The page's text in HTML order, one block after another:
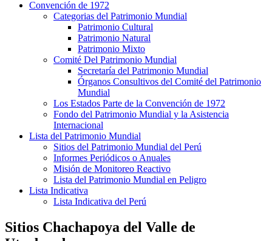
Convención de 1972
Categorias del Patrimonio Mundial
Patrimonio Cultural
Patrimonio Natural
Patrimonio Mixto
Comité Del Patrimonio Mundial
Secretaría del Patrimonio Mundial
Órganos Consultivos del Comité del Patrimonio
Mundial
Los Estados Parte de la Convención de 1972
Fondo del Patrimonio Mundial y la Asistencia
Internacional
Lista del Patrimonio Mundial
Sitios del Patrimonio Mundial del Perú
Informes Periódicos o Anuales
Misión de Monitoreo Reactivo
Lista del Patrimonio Mundial en Peligro
Lista Indicativa
Lista Indicativa del Perú
Sitios Chachapoya del Valle de